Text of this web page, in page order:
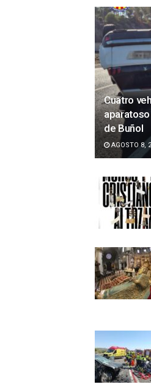
Cuatro
de Buñol
AGOSTO 8,